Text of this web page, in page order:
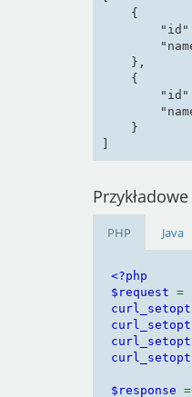
    {
    },
    {
    }
PHP Java
<?php
$request =
curl_setopt
curl_setopt
curl_setopt
curl_setopt
$response =